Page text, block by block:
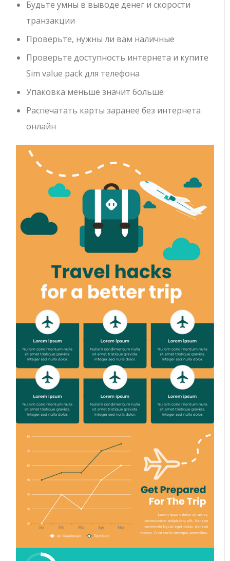
Будьте умны в выводе денег и скорости
транзакции
Проверьте, нужны ли вам наличные
Проверьте доступность интернета и купите
Sim value pack для телефона
Упаковка меньше значит больше
Распечатать карты заранее без интернета
онлайн